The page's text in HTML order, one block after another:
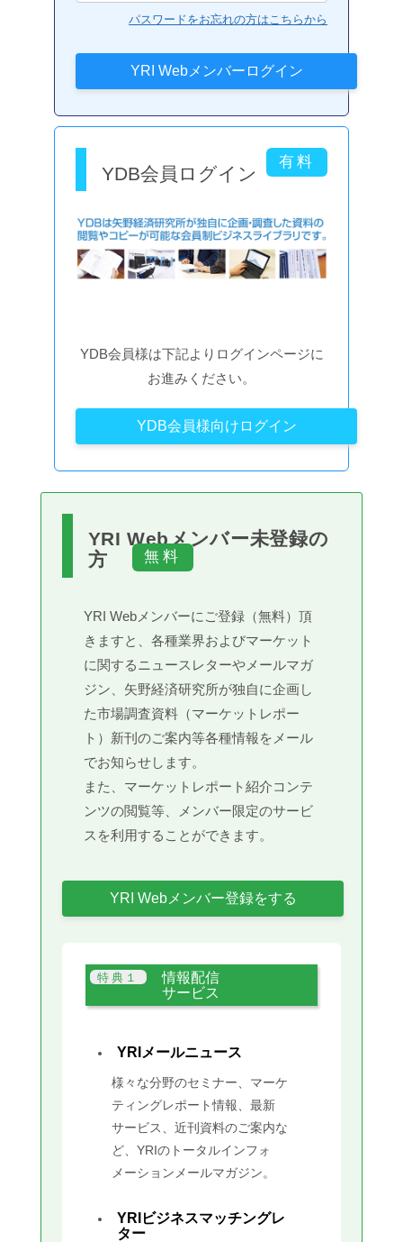
パスワードをお忘れの方はこちらから
YDB会員ログイン
YDB会員様は下記よりログインページに
お進みください。
YDB会員様向けログイン
YRI Webメンバー未登録の
方
YRI Webメンバーにご登録（無料）頂
きますと、各種業界およびマーケット
に関するニュースレターやメールマガ
ジン、矢野経済研究所が独自に企画し
た市場調査資料（マーケットレポー
ト）新刊のご案内等各種情報をメール
でお知らせします。
また、マーケットレポート紹介コンテ
ンツの閲覧等、メンバー限定のサービ
スを利用することができます。
YRI Webメンバー登録をする
情報配信
サービス
YRIメールニュース
様々な分野のセミナー、マーケ
ティングレポート情報、最新
サービス、近刊資料のご案内な
ど、YRIのトータルインフォ
メーションメールマガジン。
YRIビジネスマッチングレ
ター